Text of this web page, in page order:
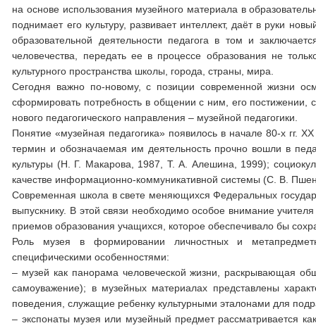
на основе использования музейного материала в
поднимает его культуру, развивает интеллект, даёт в руки
образовательной деятельности педагога в том и
человечества, передать ее в процессе образования не
культурного пространства школы, города, страны, мира.
Сегодня важно по-новому, с позиции современной жизни
сформировать потребность в общении с ним, его постижении,
нового педагогического направления – музейной педагогики.
Понятие «музейная педагогика» появилось в начале 80-х гг.
термин и обозначаемая им деятельность прочно вошли в
культуры (Н. Г. Макарова, 1987, Т. А. Алешина, 1999);
качестве информационно-коммуникативной системы (С. В.
Современная школа в свете меняющихся Федеральных
выпускнику. В этой связи необходимо особое внимание
приемов образования учащихся, которое обеспечивало бы
Роль музея в формировании личностных и
специфическими особенностями:
– музей как панорама человеческой жизни, раскрывающая
самоуважение); в музейных материалах представлены
поведения, служащие ребенку культурными эталонами для
– экспонаты музея или музейный предмет рассматривается